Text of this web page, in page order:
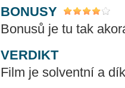
BONUSY
Bonusů je tu tak
VERDIKT
Film je solventní a